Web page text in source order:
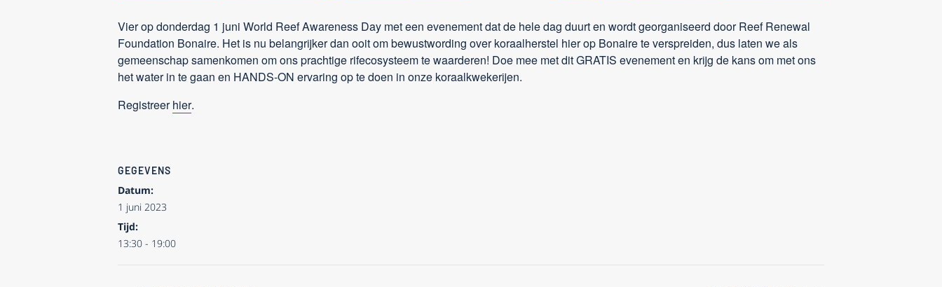
Vier op donderdag 1 juni World Reef Awareness Day met een evenement dat de hele dag duurt en wordt georganiseerd door Reef Renewal
Foundation Bonaire. Het is nu belangrijker dan ooit om bewustwording over koraalherstel hier op Bonaire te verspreiden, dus laten we als
gemeenschap samenkomen om ons prachtige rifecosysteem te waarderen! Doe mee met dit GRATIS evenement en krijg de kans om met ons
het water in te gaan en HANDS-ON ervaring op te doen in onze koraalkwekerijen.
Registreerhier.
GEGEVENS
Datum:
1 juni 2023
Tijd:
13:30 - 19:00